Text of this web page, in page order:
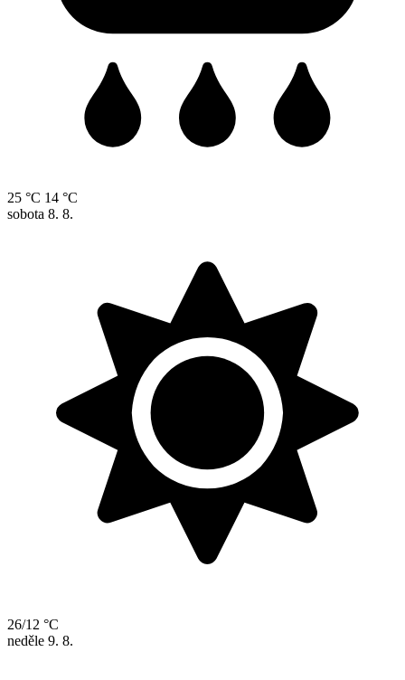
25 °C 14 °C
sobota 8. 8.
26/12 °C
neděle 9. 8.